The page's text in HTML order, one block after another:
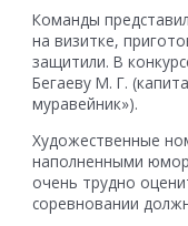
Команды
на визитке,
защитили. В
Бегаеву М. Г.
муравейник»).
Художественные
наполненными
очень трудно
соревновании